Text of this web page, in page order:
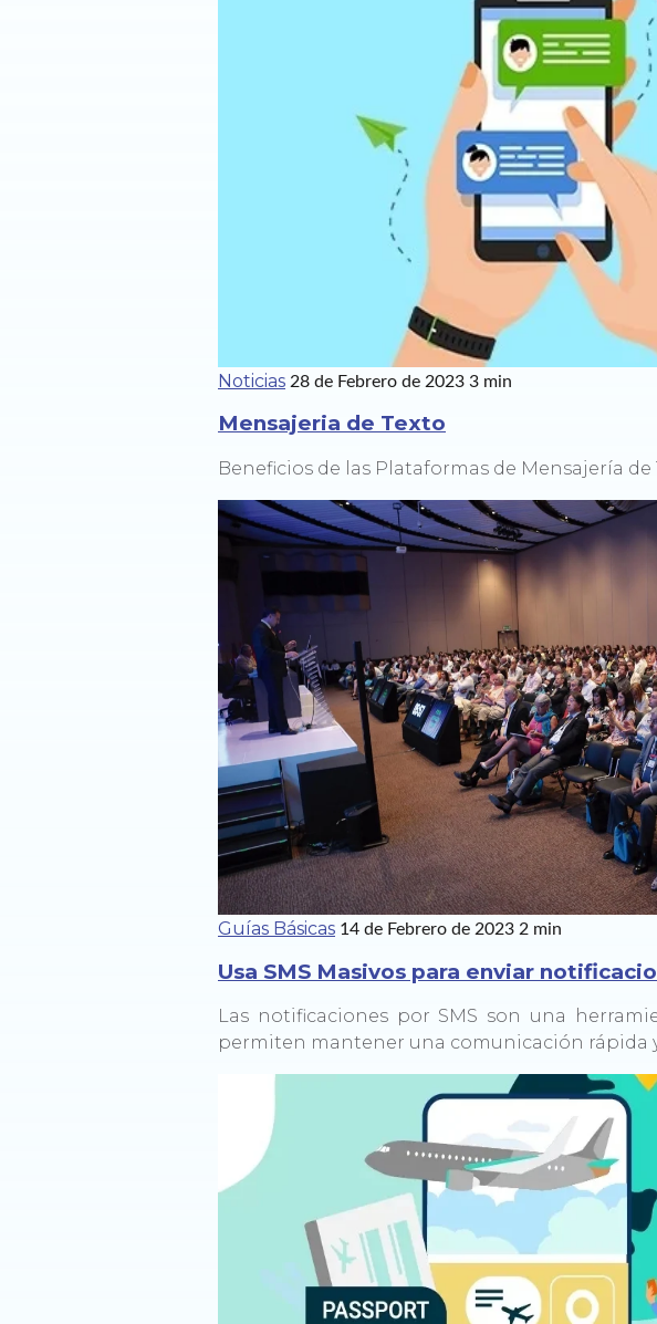
Noticias 28 de Febrero de 2023 3 min
Mensajeria de Texto
Beneficios de las Plataformas de Mensajería de
Guías Básicas 14 de Febrero de 2023 2 min
Usa SMS Masivos para enviar
Las notificaciones por SMS son una
permiten mantener una comunicación rápida